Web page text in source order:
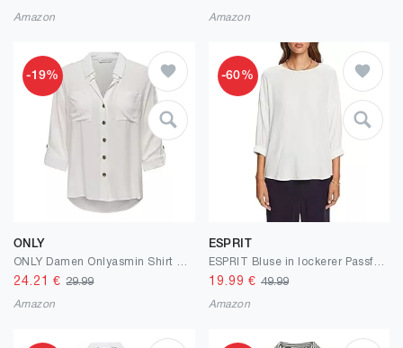
Amazon Amazon
-19%
ONLY
24.21 €29.99
Amazon
-60%
ESPRIT
19.99 € 49.99
Amazon